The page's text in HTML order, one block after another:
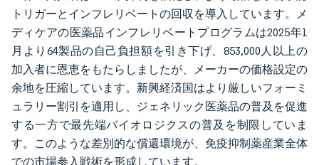
トリガーとインフレリベートの回収を導入しています。メ
ディケアの医薬品インフレリベートプログラムは2025年1
月より64製品の自己負担額を引き下げ、853,000人以上の
加入者に恩恵をもたらしましたが、メーカーの価格設定の
余地を圧縮しています。新興経済国はより厳しいフォーミ
ュラリー割引を適用し、ジェネリック医薬品の普及を促進
する一方で最先端バイオロジクスの普及を制限していま
す。このような差別的な償還環境が、免疫抑制薬産業全体
での市場参入戦術を形成しています。